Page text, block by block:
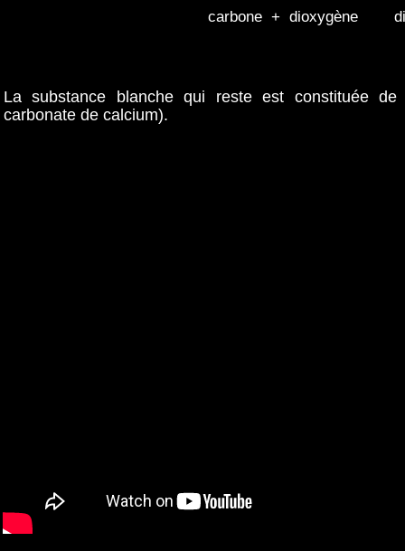
carbone + dioxygène
La substance blanche qui reste est constituée
carbonate de calcium).